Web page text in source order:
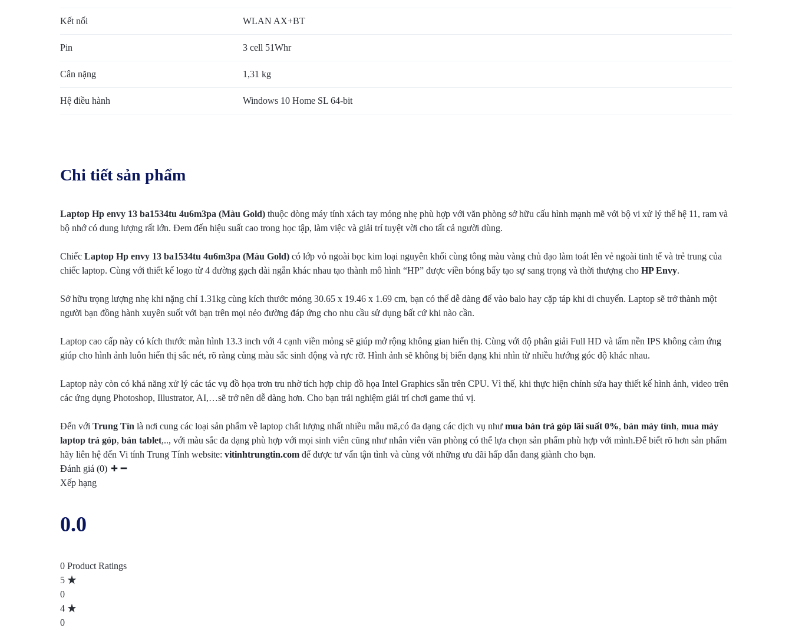
Kết nối WLAN AX+BT
Pin 3 cell 51Whr
Cân nặng 1,31 kg
Hệ điều hành Windows 10 Home SL 64-bit
Chi tiết sản phẩm
Laptop Hp envy 13 ba1534tu 4u6m3pa (Màu Gold) thuộc dòng máy tính xách tay mỏng nhẹ phù hợp với văn phòng sở hữu cấu hình mạnh mẽ với bộ vi xử lý thế hệ 11, ram và
bộ nhớ có dung lượng rất lớn. Đem đến hiệu suất cao trong học tập, làm việc và giải trí tuyệt vời cho tất cả người dùng.
Chiếc Laptop Hp envy 13 ba1534tu 4u6m3pa (Màu Gold) có lớp vỏ ngoài bọc kim loại nguyên khối cùng tông màu vàng chủ đạo làm toát lên vẻ ngoài tinh tế và trẻ trung của
chiếc laptop. Cùng với thiết kế logo từ 4 đường gạch dài ngắn khác nhau tạo thành mô hình “HP” được viền bóng bẩy tạo sự sang trọng và thời thượng cho HP Envy.
Sở hữu trọng lượng nhẹ khi nặng chỉ 1.31kg cùng kích thước mỏng 30.65 x 19.46 x 1.69 cm, bạn có thể dễ dàng để vào balo hay cặp táp khi di chuyển. Laptop sẽ trở thành một
người bạn đồng hành xuyên suốt với bạn trên mọi nẻo đường đáp ứng cho nhu cầu sử dụng bất cứ khi nào cần.
Laptop cao cấp này có kích thước màn hình 13.3 inch với 4 cạnh viền mỏng sẽ giúp mở rộng không gian hiển thị. Cùng với độ phân giải Full HD và tấm nền IPS không cảm ứng
giúp cho hình ảnh luôn hiển thị sắc nét, rõ ràng cùng màu sắc sinh động và rực rỡ. Hình ảnh sẽ không bị biến dạng khi nhìn từ nhiều hướng góc độ khác nhau.
Laptop này còn có khả năng xử lý các tác vụ đồ họa trơn tru nhờ tích hợp chip đồ họa Intel Graphics sẵn trên CPU. Vì thế, khi thực hiện chỉnh sửa hay thiết kế hình ảnh, video trên
các ứng dụng Photoshop, Illustrator, AI,…sẽ trở nên dễ dàng hơn. Cho bạn trải nghiệm giải trí chơi game thú vị.
Đến với Trung Tín là nơi cung các loại sản phẩm về laptop chất lượng nhất nhiều mẫu mã,có đa dạng các dịch vụ như mua bán trả góp lãi suất 0%, bán máy tính, mua máy
laptop trả góp, bán tablet,.., với màu sắc đa dạng phù hợp với mọi sinh viên cũng như nhân viên văn phòng có thể lựa chọn sản phẩm phù hợp với mình.Để biết rõ hơn sản phẩm
hãy liên hệ đến Vi tính Trung Tính website: vitinhtrungtin.com để được tư vấn tận tình và cùng với những ưu đãi hấp dẫn đang giành cho bạn.
Đánh giá (0)
Xếp hạng
0.0
0 Product Ratings
5
0
4
0